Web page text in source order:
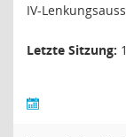
IV-
Letzte Sitzung: